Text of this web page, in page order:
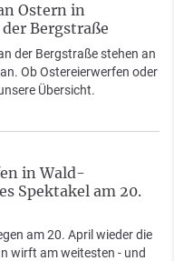
Ostern in
Bergstraße
der Bergstraße stehen an
Ob Ostereierwerfen oder
Übersicht.
in Wald-
Spektakel am 20.
am 20. April wieder die
wirft am weitesten - und